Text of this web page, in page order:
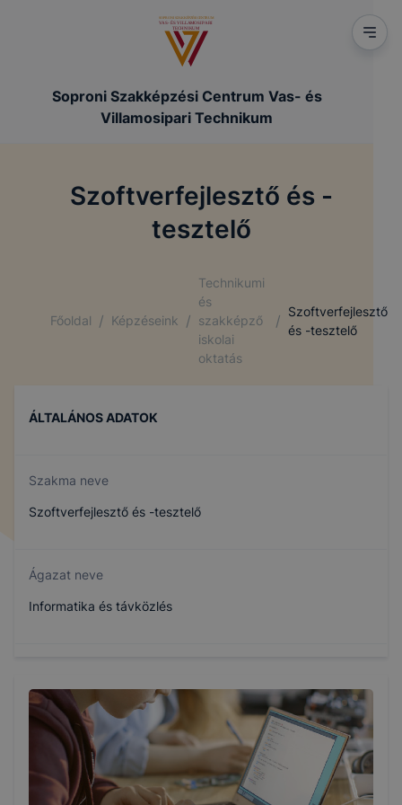
Soproni Szakképzési Centrum Vas- és
Villamosipari Technikum
Szoftverfejlesztő és -
tesztelő
Főoldal / Képzéseink /
Technikumi
és
szakképző
iskolai
oktatás
/
Szoftverfejlesztő
és -tesztelő
ÁLTALÁNOS ADATOK
Szakma neve
Szoftverfejlesztő és -tesztelő
Ágazat neve
Informatika és távközlés
506131203
Képzés időtartama